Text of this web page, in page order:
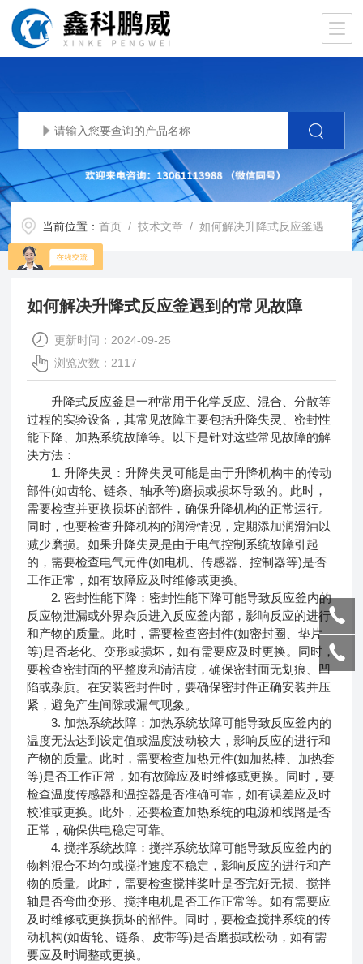
当前位置：首页 /技术文章 / 如何解决升降式反应釜遇到的常见故障
如何解决升降式反应釜遇到的常见故障
更新时间：2024-09-25
浏览次数：2117
升降式反应釜是一种常用于化学反应、混合、分散等
过程的实验设备，其常见故障主要包括升降失灵、密封性
能下降、加热系统故障等。以下是针对这些常见故障的解
决方法：
1. 升降失灵：升降失灵可能是由于升降机构中的传动
部件(如齿轮、链条、轴承等)磨损或损坏导致的。此时，
需要检查并更换损坏的部件，确保升降机构的正常运行。
同时，也要检查升降机构的润滑情况，定期添加润滑油以
减少磨损。如果升降失灵是由于电气控制系统故障引起
的，需要检查电气元件(如电机、传感器、控制器等)是否
工作正常，如有故障应及时维修或更换。
2. 密封性能下降：密封性能下降可能导致反应釜内的
反应物泄漏或外界杂质进入反应釜内部，影响反应的进行
和产物的质量。此时，需要检查密封件(如密封圈、垫片
等)是否老化、变形或损坏，如有需要应及时更换。同时，
要检查密封面的平整度和清洁度，确保密封面无划痕、凹
陷或杂质。在安装密封件时，要确保密封件正确安装并压
紧，避免产生间隙或漏气现象。
3. 加热系统故障：加热系统故障可能导致反应釜内的
温度无法达到设定值或温度波动较大，影响反应的进行和
产物的质量。此时，需要检查加热元件(如加热棒、加热套
等)是否工作正常，如有故障应及时维修或更换。同时，要
检查温度传感器和温控器是否准确可靠，如有误差应及时
校准或更换。此外，还要检查加热系统的电源和线路是否
正常，确保供电稳定可靠。
4. 搅拌系统故障：搅拌系统故障可能导致反应釜内的
物料混合不均匀或搅拌速度不稳定，影响反应的进行和产
物的质量。此时，需要检查搅拌桨叶是否完好无损、搅拌
轴是否弯曲变形、搅拌电机是否工作正常等。如有需要应
及时维修或更换损坏的部件。同时，要检查搅拌系统的传
动机构(如齿轮、链条、皮带等)是否磨损或松动，如有需
要应及时调整或更换。